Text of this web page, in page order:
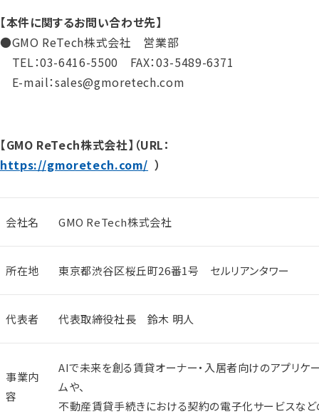
【本件に関するお問い合わせ先】
●GMO ReTech株式会社 営業部
TEL：03-6416-5500 FAX：03-5489-6371
E-mail：sales@gmoretech.com
【GMO ReTech株式会社】（URL：
https://gmoretech.com/ ）
会社名 GMO ReTech株式会社
所在地 東京都渋谷区桜丘町26番1号 セルリアンタワー
代表者 代表取締役社長 鈴木 明人
事業内
容
AIで未来を創る賃貸オーナー・入居者向けのアプリケ
ムや、
不動産賃貸手続きにおける契約の電子化サービスな